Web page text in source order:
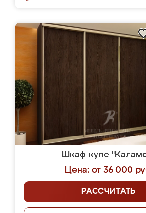
Шкаф-купе
Цена: от 36 000
РАССЧИТАТЬ